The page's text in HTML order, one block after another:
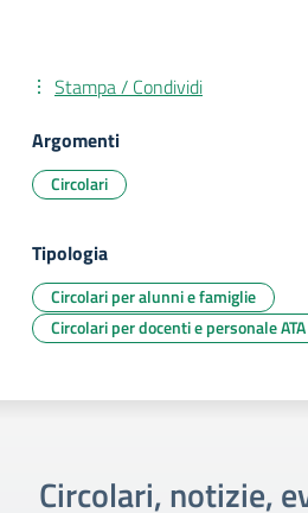
Stampa / Condividi
Argomenti
Circolari
Tipologia
Circolari per alunni e famiglie
Circolari per docenti e personale ATA
Circolari, notizie,